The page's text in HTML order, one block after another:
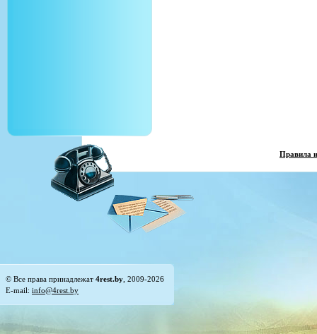
Правила
© Все права принадлежат 4rest.by , 2009-2026
E-mail: info@4rest.by